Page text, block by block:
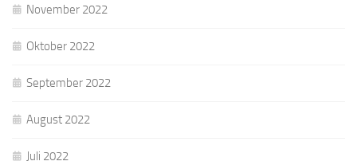
November 2022
Oktober 2022
September 2022
August 2022
Juli 2022